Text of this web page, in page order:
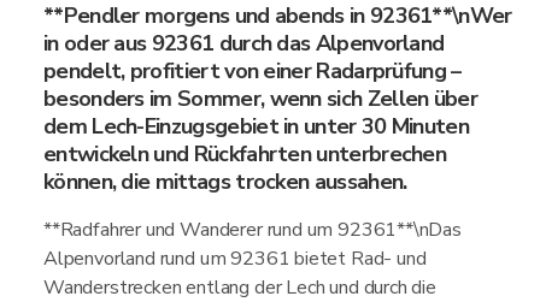
**Pendler morgens und abends in 92361**\nWer
in oder aus 92361 durch das Alpenvorland
pendelt, profitiert von einer Radarprüfung –
besonders im Sommer, wenn sich Zellen über
dem Lech-Einzugsgebiet in unter 30 Minuten
entwickeln und Rückfahrten unterbrechen
können, die mittags trocken aussahen.
**Radfahrer und Wanderer rund um 92361**\nDas
Alpenvorland rund um 92361 bietet Rad- und
Wanderstrecken entlang der Lech und durch die